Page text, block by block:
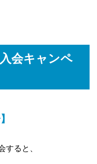
会キャンペ
すると、